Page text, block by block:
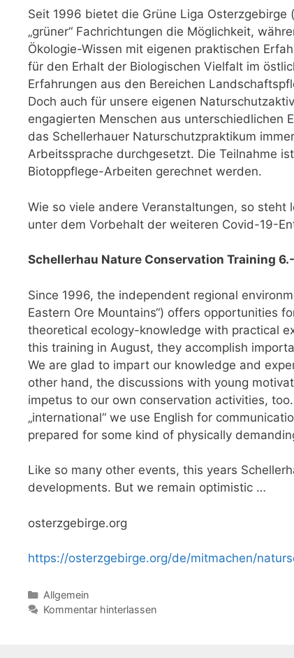
Seit 1996 bietet die Grüne Liga
„grüner“ Fachrichtungen die Möglichkeit,
Ökologie-Wissen mit eigenen praktischen
für den Erhalt der Biologischen Vielfalt im
Erfahrungen aus den Bereichen
Doch auch für unsere eigenen
engagierten Menschen aus unterschiedlichen
das Schellerhauer Naturschutzpraktikum
Arbeitssprache durchgesetzt. Die Teilnahme
Biotoppflege-Arbeiten gerechnet werden.
Wie so viele andere Veranstaltungen, so
unter dem Vorbehalt der weiteren Covid-19-
Schellerhau Nature Conservation Training
Since 1996, the independent regional
Eastern Ore Mountains“) offers opportunities
theoretical ecology-knowledge with practical
this training in August, they accomplish
We are glad to impart our knowledge and
other hand, the discussions with young
impetus to our own conservation activities,
„international“ we use English for
prepared for some kind of physically
Like so many other events, this years
developments. But we remain optimistic …
osterzgebirge.org
https://osterzgebirge.org/de/mitmachen/
Kategorien
Allgemein
Kommentar hinterlassen